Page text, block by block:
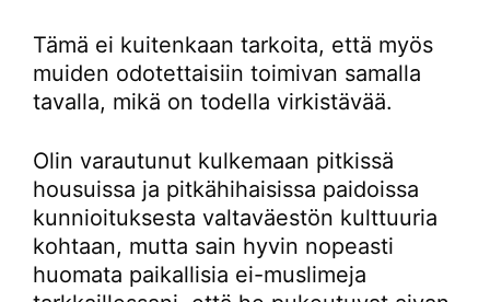
Tämä ei kuitenkaan tarkoita, että myös
muiden odotettaisiin toimivan samalla
tavalla, mikä on todella virkistävää.
Olin varautunut kulkemaan pitkissä
housuissa ja pitkähihaisissa paidoissa
kunnioituksesta valtaväestön kulttuuria
kohtaan, mutta sain hyvin nopeasti
huomata paikallisia ei-muslimeja